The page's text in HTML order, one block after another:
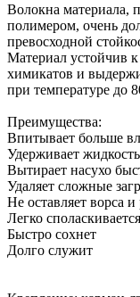
Волокна материала,
полимером, очень
превосходной
Материал устойчив
химикатов и
при температуре до
Преимущества:
Впитывает больше
Удерживает
Вытирает насухо
Удаляет сложные
Не оставляет ворса и
Легко
Быстро сохнет
Долго служит